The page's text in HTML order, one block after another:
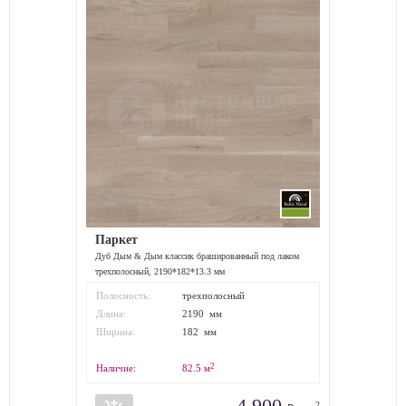
Паркет
Дуб Дым & Дым классик брашированный под лаком
трехполосный, 2190*182*13.3 мм
Полосность:
трехполосный
Длина:
2190 мм
Ширина:
182 мм
Наличие: 82.5 м2